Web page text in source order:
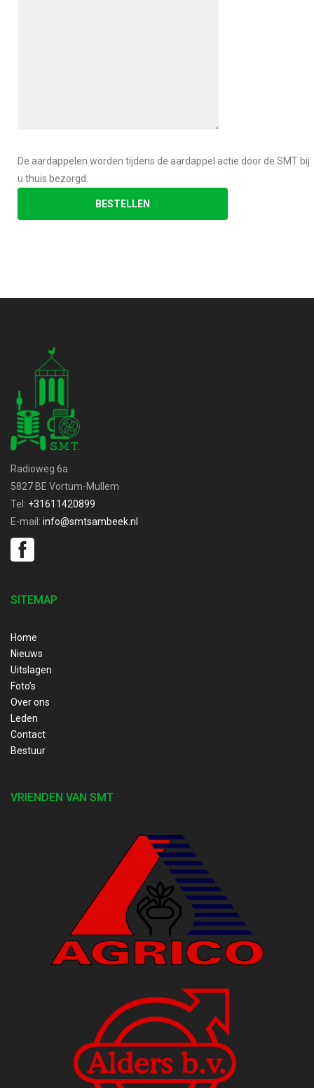
De aardappelen worden tijdens de aardappel actie door de SMT bij
u thuis bezorgd.
Radioweg 6a
5827 BE Vortum-Mullem
Tel: +31611420899
E-mail: info@smtsambeek.nl
SITEMAP
Home
Nieuws
Uitslagen
Foto’s
Over ons
Leden
Contact
Bestuur
VRIENDEN VAN SMT